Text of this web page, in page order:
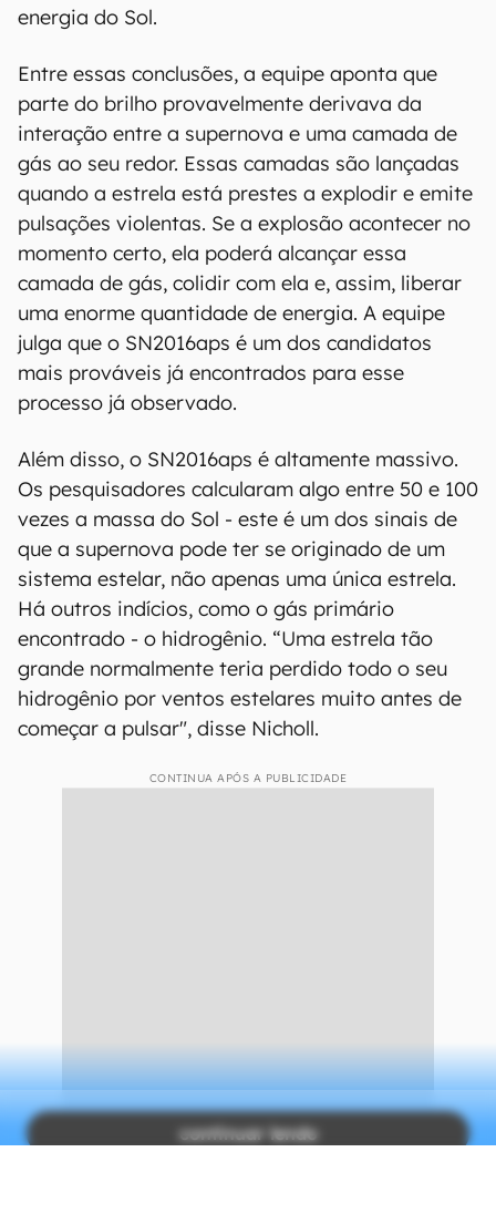
sua descoberta, seu brilho diminuiu apenas 1%
do seu pico. As observações da equipe
realizadas através do telescópio Hubble e
muitos outros equipamentos terrestres
permitiram que os pesquisadores
determinassem algumas características da
explosão, e como ela poderia ter acontecido. Por
exemplo, eles calcularam que, em seu pico, ela
teve o equivalente a 100 bilhões de vezes a
energia do Sol.
Entre essas conclusões, a equipe aponta que
parte do brilho provavelmente derivava da
interação entre a supernova e uma camada de
gás ao seu redor. Essas camadas são lançadas
quando a estrela está prestes a explodir e emite
pulsações violentas. Se a explosão acontecer no
momento certo, ela poderá alcançar essa
camada de gás, colidir com ela e, assim, liberar
uma enorme quantidade de energia. A equipe
julga que o SN2016aps é um dos candidatos
mais prováveis já encontrados para esse
processo já observado.
Além disso, o SN2016aps é altamente massivo.
Os pesquisadores calcularam algo entre 50 e 100
vezes a massa do Sol - este é um dos sinais de